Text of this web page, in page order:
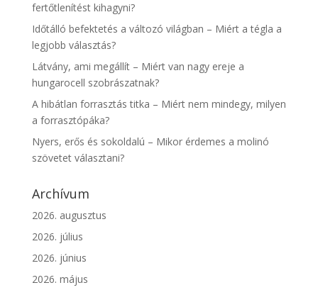
fertőtlenítést kihagyni?
Időtálló befektetés a változó világban – Miért a tégla a
legjobb választás?
Látvány, ami megállít – Miért van nagy ereje a
hungarocell szobrászatnak?
A hibátlan forrasztás titka – Miért nem mindegy, milyen
a forrasztópáka?
Nyers, erős és sokoldalú – Mikor érdemes a molinó
szövetet választani?
Archívum
2026. augusztus
2026. július
2026. június
2026. május